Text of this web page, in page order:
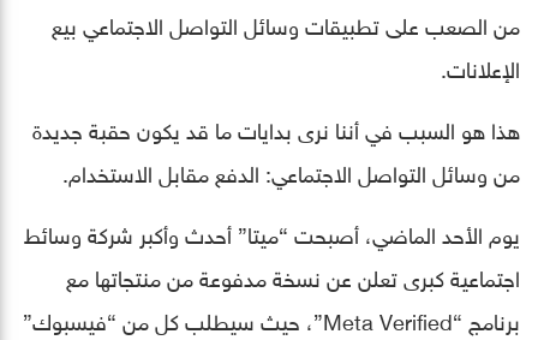
من الصعب على تطبيقات وسائل التواصل الاجتماعي بيع
الإعلانات.
هذا هو السبب في أننا نرى بدايات ما قد يكون حقبة جديدة
من وسائل التواصل الاجتماعي: الدفع مقابل الاستخدام.
يوم الأحد الماضي، أصبحت “ميتا” أحدث وأكبر شركة وسائط
اجتماعية كبرى تعلن عن نسخة مدفوعة من منتجاتها مع
برنامج “Meta Verified”، حيث سيطلب كل من “فيسبوك”